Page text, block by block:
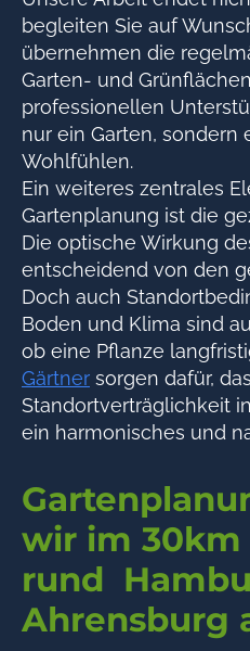
begleiten Sie auf
übernehmen die
Garten- und
professionellen
nur ein Garten, sondern
Wohlfühlen.
Ein weiteres zentrales
Gartenplanung ist die
Die optische Wirkung
entscheidend von den
Doch auch
Boden und Klima sind
ob eine Pflanze
Gärtner sorgen dafür,
Standortverträglichkeit
ein harmonisches und
wir im 30km
rund
Ahrensburg